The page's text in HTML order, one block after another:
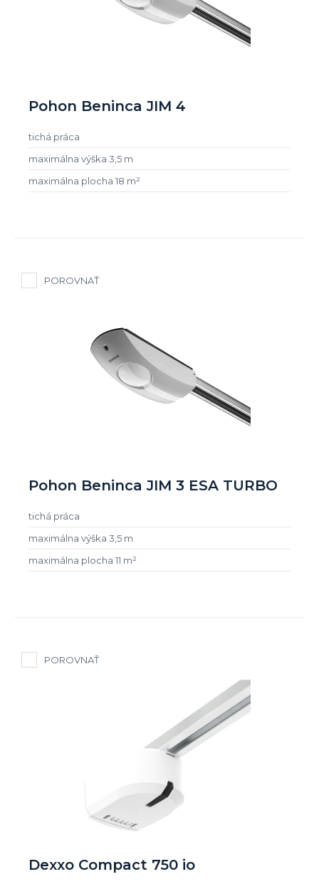
Pohon Beninca JIM 4
tichá práca
maximálna výška 3,5 m
maximálna plocha 18 m²
POROVNAŤ
Pohon Beninca JIM 3 ESA TURBO
tichá práca
maximálna výška 3,5 m
maximálna plocha 11 m²
POROVNAŤ
Dexxo Compact 750 io